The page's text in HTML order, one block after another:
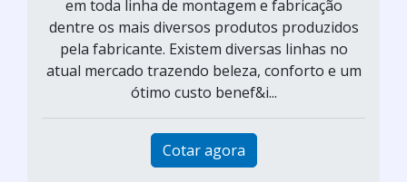
em toda linha de montagem e fabricação
dentre os mais diversos produtos produzidos
pela fabricante. Existem diversas linhas no
atual mercado trazendo beleza, conforto e um
ótimo custo benef&i...
Cotar agora